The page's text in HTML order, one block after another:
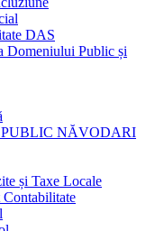
DAS
Domeniului Public și
PUBLIC NĂVODARI
și Taxe Locale